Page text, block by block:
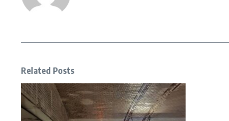
Related Posts